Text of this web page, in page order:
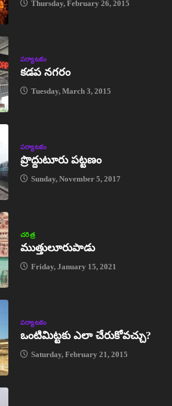
Thursday, February 26, 2015
పర్యాటకం
కడప నగరం
Tuesday, March 3, 2015
పర్యాటకం
ప్రొద్దుటూరు పట్టణం
Sunday, November 5, 2017
చరిత్ర
ముత్తులూరుపాడు
Friday, January 15, 2021
పర్యాటకం
ఒంటిమిట్టకు ఎలా చేరుకోవచ్చు?
Saturday, February 21, 2015